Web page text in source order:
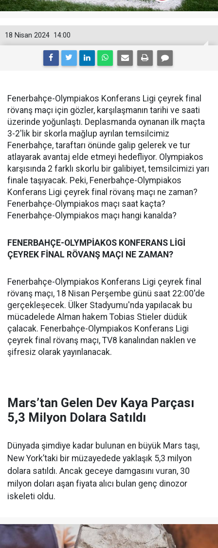
14:00
18 Nisan 2024
Fenerbahçe-Olympiakos Konferans Ligi çeyrek final
rövanş maçı için gözler, karşılaşmanın tarihi ve saati
üzerinde yoğunlaştı. Deplasmanda oynanan ilk maçta
3-2'lik bir skorla mağlup ayrılan temsilcimiz
Fenerbahçe, taraftarı önünde galip gelerek ve tur
atlayarak avantaj elde etmeyi hedefliyor. Olympiakos
karşısında 2 farklı skorlu bir galibiyet, temsilcimizi yarı
finale taşıyacak. Peki, Fenerbahçe-Olympiakos
Konferans Ligi çeyrek final rövanş maçı ne zaman?
Fenerbahçe-Olympiakos maçı saat kaçta?
Fenerbahçe-Olympiakos maçı hangi kanalda?
FENERBAHÇE-OLYMPİAKOS KONFERANS LİGİ
ÇEYREK FİNAL RÖVANŞ MAÇI NE ZAMAN?
Fenerbahçe-Olympiakos Konferans Ligi çeyrek final
rövanş maçı, 18 Nisan Perşembe günü saat 22:00'de
gerçekleşecek. Ülker Stadyumu'nda yapılacak bu
mücadelede Alman hakem Tobias Stieler düdük
çalacak. Fenerbahçe-Olympiakos Konferans Ligi
çeyrek final rövanş maçı, TV8 kanalından naklen ve
şifresiz olarak yayınlanacak.
Mars’tan Gelen Dev Kaya Parçası
5,3 Milyon Dolara Satıldı
Dünyada şimdiye kadar bulunan en büyük Mars taşı,
New York’taki bir müzayedede yaklaşık 5,3 milyon
dolara satıldı. Ancak geceye damgasını vuran, 30
milyon doları aşan fiyata alıcı bulan genç dinozor
iskeleti oldu.